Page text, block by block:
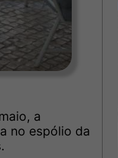
a
no espólio da